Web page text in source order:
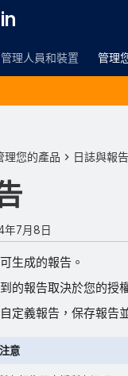
管理人員和裝置 管理
理您的產品 日誌與報告
年7月8日
生成的報告。
的報告取決於您的授
定義報告，保存報告
注意